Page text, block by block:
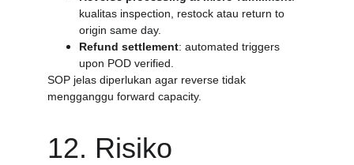
kualitas inspection, restock atau return to
origin same day.
Refund settlement: automated triggers
upon POD verified.
SOP jelas diperlukan agar reverse tidak
mengganggu forward capacity.
12. Risiko